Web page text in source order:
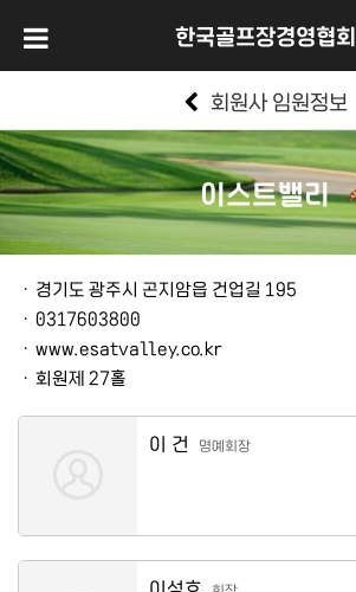
한국골프장경영협회
회원사 임원정보
이스트밸리
본문
ㆍ 경기도 광주시 곤지암읍 건업길 195
ㆍ 0317603800
ㆍ www.esatvalley.co.kr
ㆍ 회원제 27홀
이 건 명예회장